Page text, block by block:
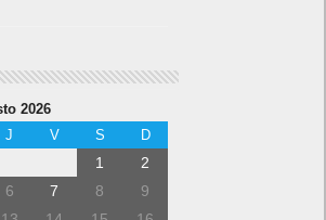
2026
J V S D
1
2
6 7 8
9